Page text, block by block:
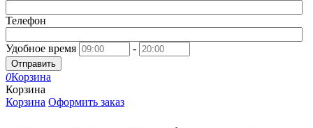
Телефон
Удобное время -
Отправить
0Корзина
Корзина
Корзина Оформить заказ